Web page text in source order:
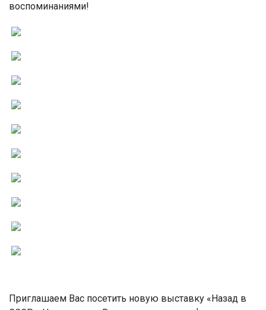
воспоминаниями!
Приглашаем Вас посетить новую выставку «Назад в